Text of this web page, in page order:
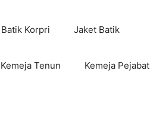
Batik Korpri Jaket Batik
Kemeja Tenun Kemeja Pejabat